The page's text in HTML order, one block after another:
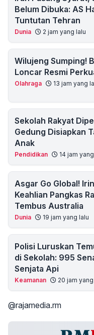
Belum Dibuka: AS
Tuntutan Tehran
Dunia 2 jam yang lalu
Wilujeng Sumping!
Loncar Resmi
Olahraga 13 jam yang
Sekolah Rakyat
Gedung Disiapkan
Anak
Pendidikan 14 jam
Asgar Go Global!
Keahlian Pangkas
Tembus Australia
Dunia 19 jam yang lalu
Polisi Luruskan
di Sekolah: 995
Senjata Api
Keamanan 20 jam
@rajamedia.rm